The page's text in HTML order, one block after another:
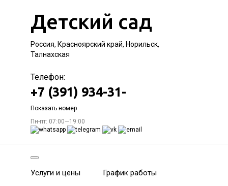
Детский сад
Россия, Красноярский край, Норильск,
Талнахская
Телефон:
+7 (391) 934-31-
Показать номер
Пн-пт: 07:00—19:00
Услуги и цены График работы